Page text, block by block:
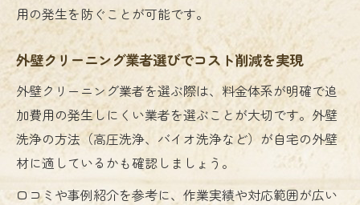
用の発生を防ぐことが可能です。
外壁クリーニング業者選びでコスト削減を実現
外壁クリーニング業者を選ぶ際は、料金体系が明確で追
加費用の発生しにくい業者を選ぶことが大切です。外壁
洗浄の方法（高圧洗浄、バイオ洗浄など）が自宅の外壁
材に適しているかも確認しましょう。
口コミや事例紹介を参考に、作業実績や対応範囲が広い